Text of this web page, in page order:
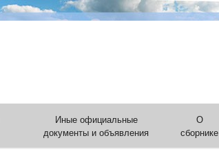
Иные официальные
документы и объявления
О
сборнике